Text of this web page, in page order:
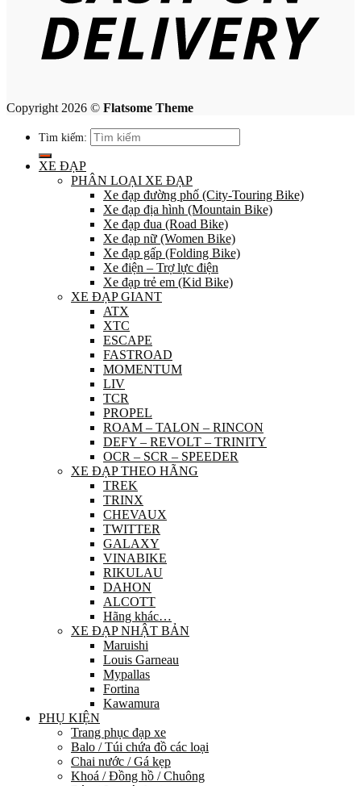
Copyright 2026 © Flatsome Theme
Tìm kiếm:
XE ĐẠP
PHÂN LOẠI XE ĐẠP
Xe đạp đường phố (City-Touring Bike)
Xe đạp địa hình (Mountain Bike)
Xe đạp đua (Road Bike)
Xe đạp nữ (Women Bike)
Xe đạp gấp (Folding Bike)
Xe điện – Trợ lực điện
Xe đạp trẻ em (Kid Bike)
XE ĐẠP GIANT
ATX
XTC
ESCAPE
FASTROAD
MOMENTUM
LIV
TCR
PROPEL
ROAM – TALON – RINCON
DEFY – REVOLT – TRINITY
OCR – SCR – SPEEDER
XE ĐẠP THEO HÃNG
TREK
TRINX
CHEVAUX
TWITTER
GALAXY
VINABIKE
RIKULAU
DAHON
ALCOTT
Hãng khác…
XE ĐẠP NHẬT BẢN
Maruishi
Louis Garneau
Mypallas
Fortina
Kawamura
PHỤ KIỆN
Trang phục đạp xe
Balo / Túi chứa đồ các loại
Chai nước / Gá kẹp
Khoá / Đồng hồ / Chuông